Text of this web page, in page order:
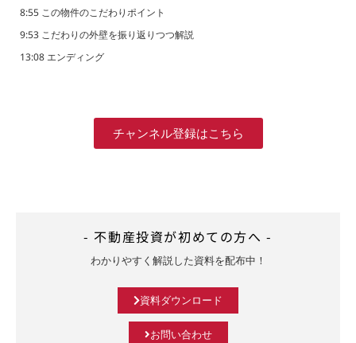
8:55 この物件のこだわりポイント
9:53 こだわりの外壁を振り返りつつ解説
13:08 エンディング
チャンネル登録はこちら
- 不動産投資が初めての方へ -
わかりやすく解説した資料を配布中！
資料ダウンロード
お問い合わせ